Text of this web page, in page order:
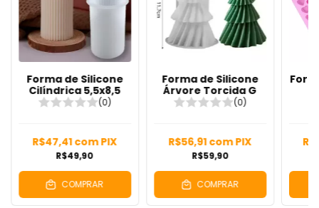
Forma de Silicone
Cilíndrica 5,5x8,5
(0)
R$49,90
R$47,41comPIX
COMPRAR
Forma de Silicone
Árvore Torcida G
(0)
R$59,90
R$56,91comPIX
COMPRAR